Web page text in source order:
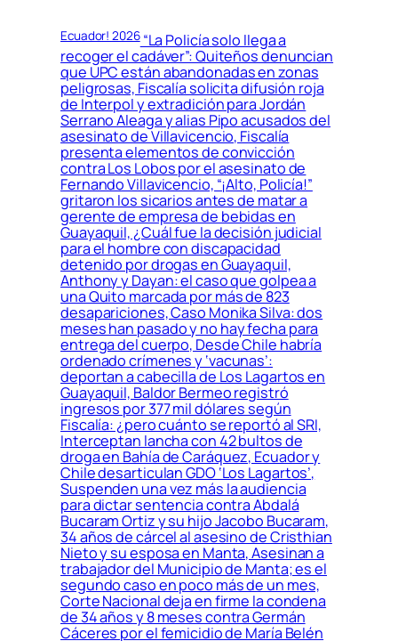
Ecuador! 2026“La Policía solo llega a
recoger el cadáver”: Quiteños denuncian
que UPC están abandonadas en zonas
peligrosas, Fiscalía solicita difusión roja
de Interpol y extradición para Jordán
Serrano Aleaga y alias Pipo acusados del
asesinato de Villavicencio, Fiscalía
presenta elementos de convicción
contra Los Lobos por el asesinato de
Fernando Villavicencio, “¡Alto, Policía!”
gritaron los sicarios antes de matar a
gerente de empresa de bebidas en
Guayaquil, ¿Cuál fue la decisión judicial
para el hombre con discapacidad
detenido por drogas en Guayaquil,
Anthony y Dayan: el caso que golpea a
una Quito marcada por más de 823
desapariciones, Caso Monika Silva: dos
meses han pasado y no hay fecha para
entrega del cuerpo, Desde Chile habría
ordenado crímenes y ‘vacunas’:
deportan a cabecilla de Los Lagartos en
Guayaquil, Baldor Bermeo registró
ingresos por 377 mil dólares según
Fiscalía: ¿pero cuánto se reportó al SRI,
Interceptan lancha con 42 bultos de
droga en Bahía de Caráquez, Ecuador y
Chile desarticulan GDO ‘Los Lagartos’,
Suspenden una vez más la audiencia
para dictar sentencia contra Abdalá
Bucaram Ortiz y su hijo Jacobo Bucaram,
34 años de cárcel al asesino de Cristhian
Nieto y su esposa en Manta, Asesinan a
trabajador del Municipio de Manta; es el
segundo caso en poco más de un mes,
Corte Nacional deja en firme la condena
de 34 años y 8 meses contra Germán
Cáceres por el femicidio de María Belén